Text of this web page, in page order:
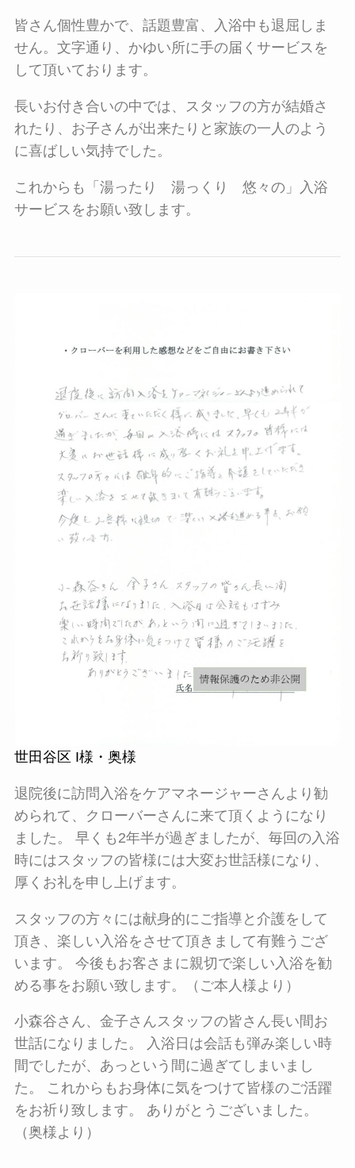
皆さん個性豊かで、話題豊富、入浴中も退屈しま
せん。文字通り、かゆい所に手の届くサービスを
して頂いております。
長いお付き合いの中では、スタッフの方が結婚さ
れたり、お子さんが出来たりと家族の一人のよう
に喜ばしい気持でした。
これからも「湯ったり 湯っくり 悠々の」入浴
サービスをお願い致します。
世田谷区 I様・奥様
退院後に訪問入浴をケアマネージャーさんより勧
められて、クローバーさんに来て頂くようになり
ました。 早くも2年半が過ぎましたが、毎回の入浴
時にはスタッフの皆様には大変お世話様になり、
厚くお礼を申し上げます。
スタッフの方々には献身的にご指導と介護をして
頂き、楽しい入浴をさせて頂きまして有難うござ
います。 今後もお客さまに親切で楽しい入浴を勧
める事をお願い致します。（ご本人様より）
小森谷さん、金子さんスタッフの皆さん長い間お
世話になりました。 入浴日は会話も弾み楽しい時
間でしたが、あっという間に過ぎてしまいまし
た。 これからもお身体に気をつけて皆様のご活躍
をお祈り致します。 ありがとうございました。
（奥様より）